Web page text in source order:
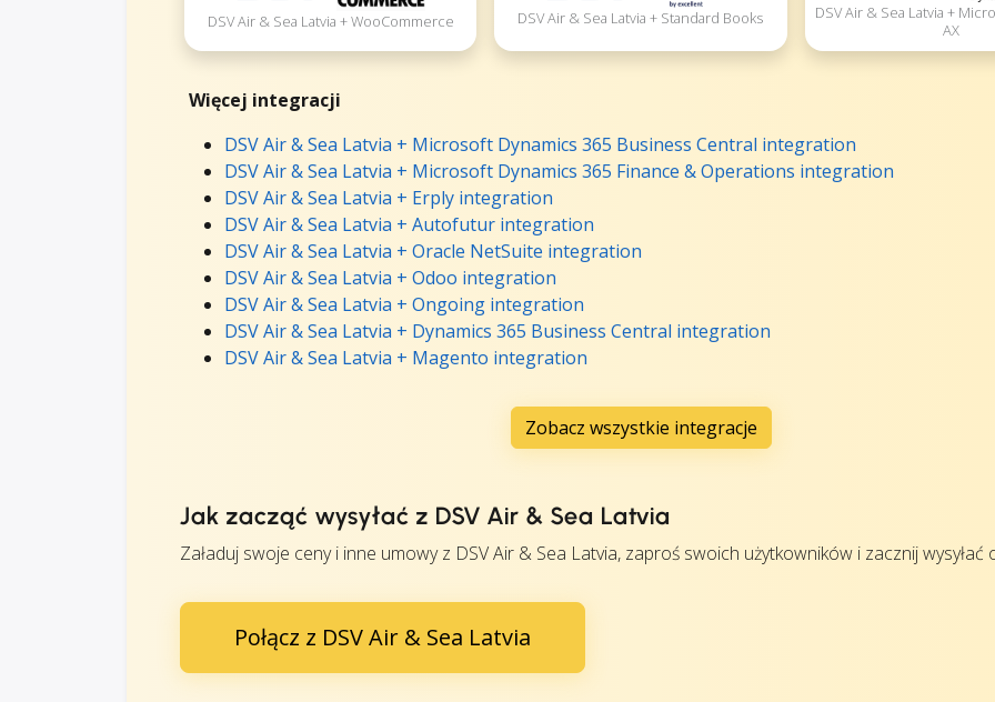
DSV Air & Sea Latvia + WooCommerce DSV Air & Sea Latvia + Standard Books
DSV Air & Sea Latvia +
AX
Więcej integracji
DSV Air & Sea Latvia + Microsoft Dynamics 365 Business Central integration
DSV Air & Sea Latvia + Microsoft Dynamics 365 Finance & Operations integration
DSV Air & Sea Latvia + Erply integration
DSV Air & Sea Latvia + Autofutur integration
DSV Air & Sea Latvia + Oracle NetSuite integration
DSV Air & Sea Latvia + Odoo integration
DSV Air & Sea Latvia + Ongoing integration
DSV Air & Sea Latvia + Dynamics 365 Business Central integration
DSV Air & Sea Latvia + Magento integration
Zobacz wszystkie integracje
Jak zacząć wysyłać z DSV Air & Sea Latvia
Załaduj swoje ceny i inne umowy z DSV Air & Sea Latvia, zaproś swoich użytkowników i zacznij wysyłać
Połącz z DSV Air & Sea Latvia